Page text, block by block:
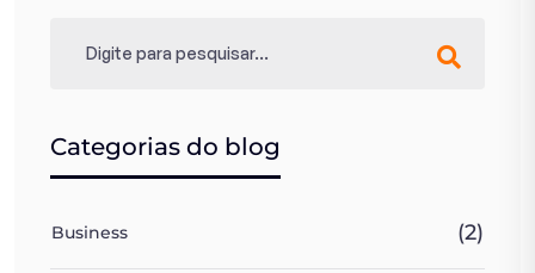
Categorias do blog
Business (2)